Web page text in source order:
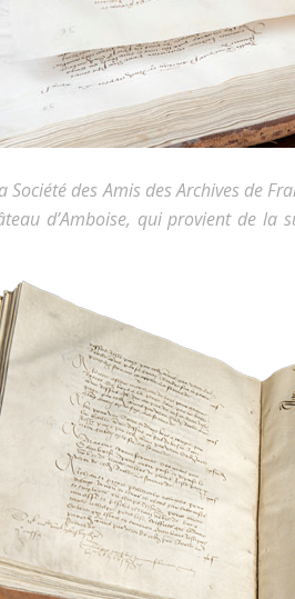
des Amis des Archives de
d’Amboise, qui provient de